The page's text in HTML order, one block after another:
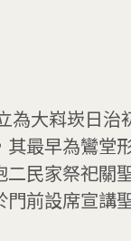
其最早為鸞堂
二民家祭祀關
門前設席宣講